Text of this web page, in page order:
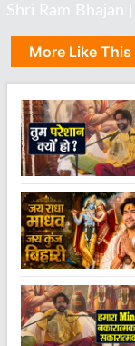
Shri Ram Bhajan
More Like This